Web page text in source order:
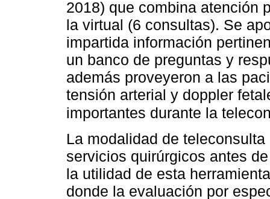
2018) que combina atención
la virtual (6 consultas). Se
impartida información
un banco de preguntas y
además proveyeron a las
tensión arterial y doppler
importantes durante la
La modalidad de
servicios quirúrgicos antes
la utilidad de esta
donde la evaluación por